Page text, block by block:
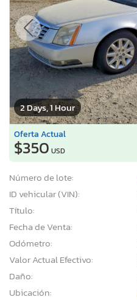
2 Days, 1 Hour
Oferta Actual
$350 USD
Número de lote:
ID vehicular (VIN):
Título:
Fecha de Venta:
Odómetro:
Valor Actual Efectivo:
Daño:
Ubicación: